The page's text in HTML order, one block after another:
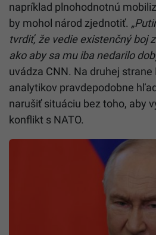
napríklad plnohodnotnú
by mohol národ zjednotiť.
tvrdiť, že vedie existenčný boj
ako aby sa mu iba nedarilo
uvádza CNN. Na druhej
analytikov pravdepodobne
narušiť situáciu bez toho, aby
konflikt s NATO.